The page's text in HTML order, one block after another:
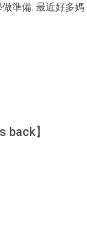
準備. 最近好多媽
back】